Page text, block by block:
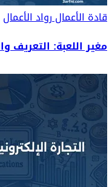
قادة الأعمالرواد الأعمال
مغير اللعبة: التعريف